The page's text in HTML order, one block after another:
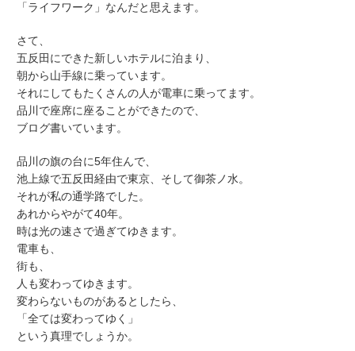
「ライフワーク」なんだと思えます。
さて、
五反田にできた新しいホテルに泊まり、
朝から山手線に乗っています。
それにしてもたくさんの人が電車に乗ってます。
品川で座席に座ることができたので、
ブログ書いています。
品川の旗の台に5年住んで、
池上線で五反田経由で東京、そして御茶ノ水。
それが私の通学路でした。
あれからやがて40年。
時は光の速さで過ぎてゆきます。
電車も、
街も、
人も変わってゆきます。
変わらないものがあるとしたら、
「全ては変わってゆく」
という真理でしょうか。